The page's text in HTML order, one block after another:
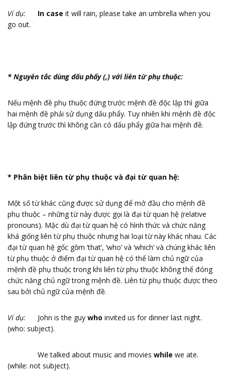
Ví dụ: In case it will rain, please take an umbrella when you
go out.
* Nguyên tắc dùng dấu phẩy (,) với liên từ phụ thuộc:
Nếu mệnh đề phụ thuộc đứng trước mệnh đề độc lập thì giữa
hai mệnh đề phải sử dụng dấu phẩy. Tuy nhiên khi mệnh đề độc
lập đứng trước thì không cần có dấu phẩy giữa hai mệnh đề.
* Phân biệt liên từ phụ thuộc và đại từ quan hệ:
Một số từ khác cũng được sử dụng để mở đầu cho mệnh đề
phụ thuộc – những từ này được gọi là đại từ quan hệ (relative
pronouns). Mặc dù đại từ quan hệ có hình thức và chức năng
khá giống liên từ phụ thuộc nhưng hai loại từ này khác nhau. Các
đại từ quan hệ gốc gồm ‘that’, ‘who’ và ‘which’ và chúng khác liên
từ phụ thuộc ở điểm đại từ quan hệ có thể làm chủ ngữ của
mệnh đề phụ thuộc trong khi liên từ phụ thuộc không thể đóng
chức năng chủ ngữ trong mệnh đề. Liên từ phụ thuộc được theo
sau bởi chủ ngữ của mệnh đề.
Ví dụ: John is the guy who invited us for dinner last night.
(who: subject).
We talked about music and movies while we ate.
(while: not subject).